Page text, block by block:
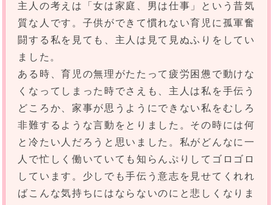
主人の考えは「女は家庭、男は仕事」という昔気
質な人です。子供ができて慣れない育児に孤軍奮
闘する私を見ても、主人は見て見ぬふりをしてい
ました。
ある時、育児の無理がたたって疲労困憊で動けな
くなってしまった時でさえも、主人は私を手伝う
どころか、家事が思うようにできない私をむしろ
非難するような言動をとりました。その時には何
と冷たい人だろうと思いました。私がどんなに一
人で忙しく働いていても知らんぷりしてゴロゴロ
しています。少しでも手伝う意志を見せてくれれ
ばこんな気持ちにはならないのにと悲しくなりま